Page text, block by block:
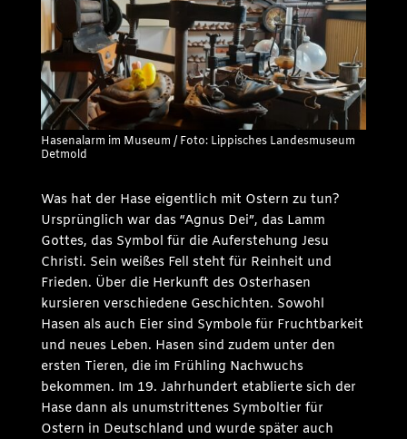
Hasenalarm im Museum / Foto: Lippisches Landesmuseum
Detmold
Was hat der Hase eigentlich mit Ostern zu tun?
Ursprünglich war das “Agnus Dei”, das Lamm
Gottes, das Symbol für die Auferstehung Jesu
Christi. Sein weißes Fell steht für Reinheit und
Frieden. Über die Herkunft des Osterhasen
kursieren verschiedene Geschichten. Sowohl
Hasen als auch Eier sind Symbole für Fruchtbarkeit
und neues Leben. Hasen sind zudem unter den
ersten Tieren, die im Frühling Nachwuchs
bekommen. Im 19. Jahrhundert etablierte sich der
Hase dann als unumstrittenes Symboltier für
Ostern in Deutschland und wurde später auch